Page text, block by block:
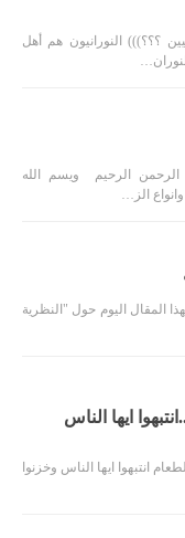
؟؟؟))) النورانيون هم أهل
الرحمن الرحيم ويسم الله
الز…
المقال اليوم حول "النظرية
ايها الناس
انتبهوا ايها الناس وخزنوا